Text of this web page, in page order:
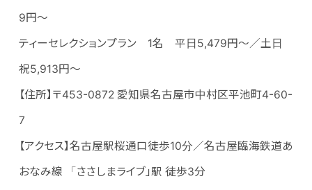
9円～
ティーセレクションプラン 1名 平日5,479円～／土日
祝5,913円～
【住所】〒453-0872 愛知県名古屋市中村区平池町4-60-
7
【アクセス】名古屋駅桜通口徒歩10分／名古屋臨海鉄道あ
おなみ線 「ささしまライブ」駅 徒歩3分